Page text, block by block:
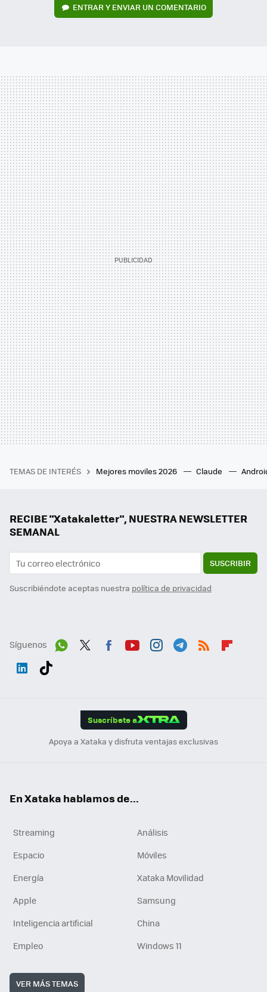
ENTRAR Y ENVIAR UN COMENTARIO
TEMAS DE INTERÉS Mejores moviles 2026 Claude
RECIBE "Xatakaletter", NUESTRA NEWSLETTER
SEMANAL
SUSCRIBIR
Suscribiéndote aceptas nuestra política de privacidad
Síguenos
Suscríbete a
Apoya a Xataka y disfruta ventajas exclusivas
En Xataka hablamos de...
Streaming
Análisis
Espacio
Móviles
Energía
Xataka Movilidad
Apple
Samsung
Inteligencia artificial
China
Empleo
Windows 11
VER MÁS TEMAS